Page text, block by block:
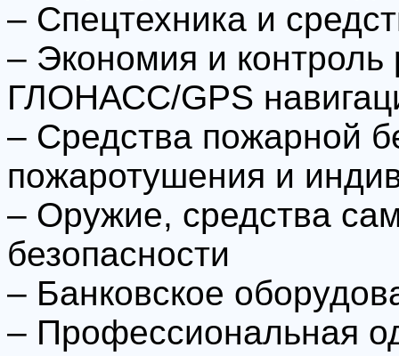
– Спецтехника и
– Экономия и контроль
ГЛОНАСС/GPS
– Средства пожарной
пожаротушения и
– Оружие, средства
безопасности
– Банковское
– Профессиональная